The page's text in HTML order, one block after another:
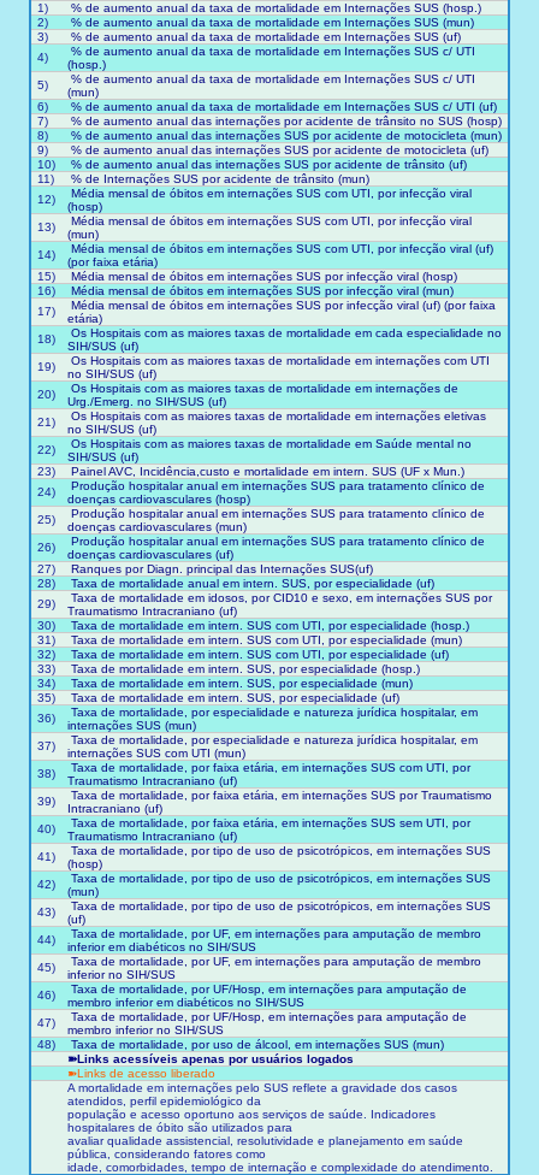
1)
% de aumento anual da taxa de mortalidade em Internações SUS (hosp.)
2)
% de aumento anual da taxa de mortalidade em Internações SUS (mun)
3)
% de aumento anual da taxa de mortalidade em Internações SUS (uf)
4)
% de aumento anual da taxa de mortalidade em Internações SUS c/ UTI
(hosp.)
5)
% de aumento anual da taxa de mortalidade em Internações SUS c/ UTI
(mun)
6)
% de aumento anual da taxa de mortalidade em Internações SUS c/ UTI (uf)
7)
% de aumento anual das internações por acidente de trânsito no SUS (hosp)
8)
% de aumento anual das internações SUS por acidente de motocicleta (mun)
9)
% de aumento anual das internações SUS por acidente de motocicleta (uf)
10)
% de aumento anual das internações SUS por acidente de trânsito (uf)
11)
% de Internações SUS por acidente de trânsito (mun)
12)
Média mensal de óbitos em internações SUS com UTI, por infecção viral
(hosp)
13)
Média mensal de óbitos em internações SUS com UTI, por infecção viral
(mun)
14)
Média mensal de óbitos em internações SUS com UTI, por infecção viral (uf)
(por faixa etária)
15)
Média mensal de óbitos em internações SUS por infecção viral (hosp)
16)
Média mensal de óbitos em internações SUS por infecção viral (mun)
17)
Média mensal de óbitos em internações SUS por infecção viral (uf) (por faixa
etária)
18)
Os Hospitais com as maiores taxas de mortalidade em cada especialidade no
SIH/SUS (uf)
19)
Os Hospitais com as maiores taxas de mortalidade em internações com UTI
no SIH/SUS (uf)
20)
Os Hospitais com as maiores taxas de mortalidade em internações de
Urg./Emerg. no SIH/SUS (uf)
21)
Os Hospitais com as maiores taxas de mortalidade em internações eletivas
no SIH/SUS (uf)
22)
Os Hospitais com as maiores taxas de mortalidade em Saúde mental no
SIH/SUS (uf)
23)
Painel AVC, Incidência,custo e mortalidade em intern. SUS (UF x Mun.)
24)
Produção hospitalar anual em internações SUS para tratamento clínico de
doenças cardiovasculares (hosp)
25)
Produção hospitalar anual em internações SUS para tratamento clínico de
doenças cardiovasculares (mun)
26)
Produção hospitalar anual em internações SUS para tratamento clínico de
doenças cardiovasculares (uf)
27)
Ranques por Diagn. principal das Internações SUS(uf)
28)
Taxa de mortalidade anual em intern. SUS, por especialidade (uf)
29)
Taxa de mortalidade em idosos, por CID10 e sexo, em internações SUS por
Traumatismo Intracraniano (uf)
30)
Taxa de mortalidade em intern. SUS com UTI, por especialidade (hosp.)
31)
Taxa de mortalidade em intern. SUS com UTI, por especialidade (mun)
32)
Taxa de mortalidade em intern. SUS com UTI, por especialidade (uf)
33)
Taxa de mortalidade em intern. SUS, por especialidade (hosp.)
34)
Taxa de mortalidade em intern. SUS, por especialidade (mun)
35)
Taxa de mortalidade em intern. SUS, por especialidade (uf)
36)
Taxa de mortalidade, por especialidade e natureza jurídica hospitalar, em
internações SUS (mun)
37)
Taxa de mortalidade, por especialidade e natureza jurídica hospitalar, em
internações SUS com UTI (mun)
38)
Taxa de mortalidade, por faixa etária, em internações SUS com UTI, por
Traumatismo Intracraniano (uf)
39)
Taxa de mortalidade, por faixa etária, em internações SUS por Traumatismo
Intracraniano (uf)
40)
Taxa de mortalidade, por faixa etária, em internações SUS sem UTI, por
Traumatismo Intracraniano (uf)
41)
Taxa de mortalidade, por tipo de uso de psicotrópicos, em internações SUS
(hosp)
42)
Taxa de mortalidade, por tipo de uso de psicotrópicos, em internações SUS
(mun)
43)
Taxa de mortalidade, por tipo de uso de psicotrópicos, em internações SUS
(uf)
44)
Taxa de mortalidade, por UF, em internações para amputação de membro
inferior em diabéticos no SIH/SUS
45)
Taxa de mortalidade, por UF, em internações para amputação de membro
inferior no SIH/SUS
46)
Taxa de mortalidade, por UF/Hosp, em internações para amputação de
membro inferior em diabéticos no SIH/SUS
47)
Taxa de mortalidade, por UF/Hosp, em internações para amputação de
membro inferior no SIH/SUS
48)
Taxa de mortalidade, por uso de álcool, em internações SUS (mun)
➽Links acessíveis apenas por usuários logados
➽Links de acesso liberado
A mortalidade em internações pelo SUS reflete a gravidade dos casos
atendidos, perfil epidemiológico da
população e acesso oportuno aos serviços de saúde. Indicadores
hospitalares de óbito são utilizados para
avaliar qualidade assistencial, resolutividade e planejamento em saúde
pública, considerando fatores como
idade, comorbidades, tempo de internação e complexidade do atendimento.